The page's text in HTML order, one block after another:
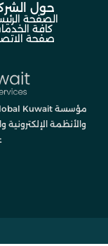
حول
الصفحة
كافة
صفحة
والأنظمة الإلكترونية